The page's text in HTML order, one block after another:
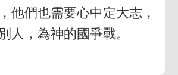
他們也需要心中定大志，
人，為神的國爭戰。